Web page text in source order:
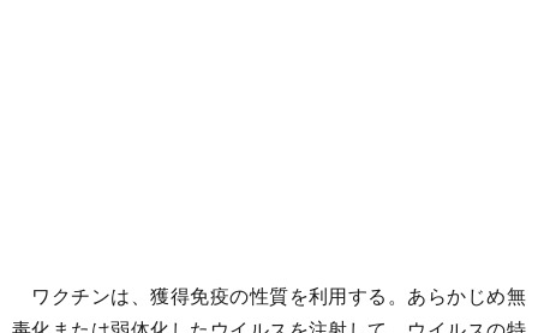
ワクチンは、獲得免疫の性質を利用する。あらかじめ無